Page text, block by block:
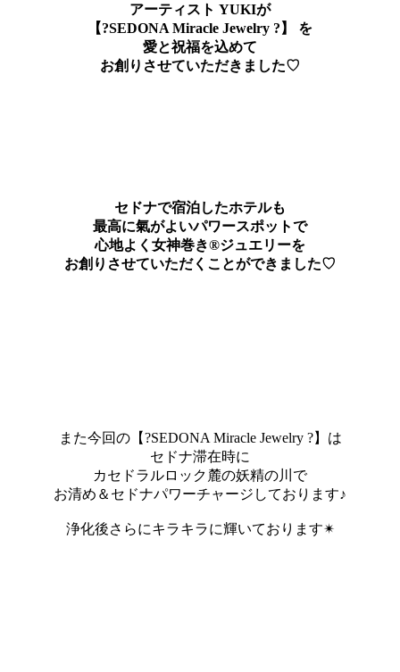
アーティスト YUKIが
【?SEDONA Miracle Jewelry ?】 を
愛と祝福を込めて
お創りさせていただきました♡
セドナで宿泊したホテルも
最高に氣がよいパワースポットで
心地よく女神巻き®ジュエリーを
お創りさせていただくことができました♡
また今回の【?SEDONA Miracle Jewelry ?】は
セドナ滞在時に
カセドラルロック麓の妖精の川で
お清め＆セドナパワーチャージしております♪
浄化後さらにキラキラに輝いております✴︎